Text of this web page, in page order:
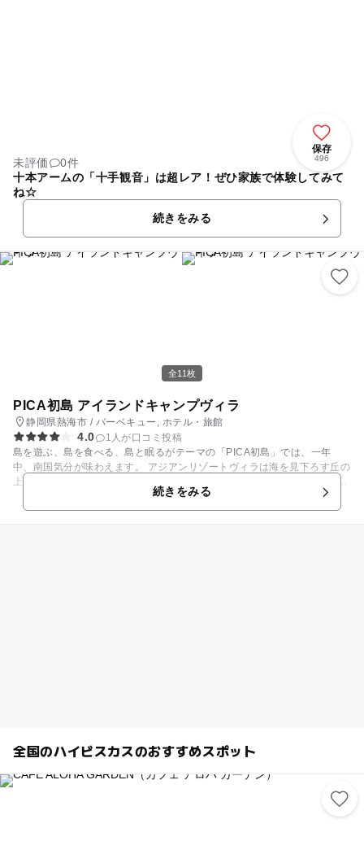
保存
496
未評価
0件
十本アームの「十手観音」は超レア！ぜひ家族で体験してみて
ね☆
続きをみる
全11枚
PICA初島 アイランドキャンプヴィラ
静岡県熱海市 / バーベキュー, ホテル・旅館
4.0
1人が口コミ投稿
島を遊ぶ、島を食べる、島と眠るがテーマの「PICA初島」では、一年
中、南国気分が味わえます。 アジアンリゾートヴィラは海を見下ろす丘の
上に立つコテージタイプの宿泊施設で、潮騒や海風の音を聞きながら眠
り、海を五感で体感して頂くため、あえて屋根や壁はテント地というこだ
わり。 アイランドヴィラは緑が一面に広がるガーデンに、冷暖房・トイ
続きをみる
全国のハイビスカスのおすすめスポット